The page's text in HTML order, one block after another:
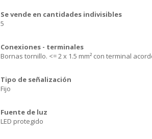
Se vende en cantidades indivisibles
5
Conexiones - terminales
Bornas tornillo. <= 2 x 1.5 mm² con terminal
Tipo de señalización
Fijo
Fuente de luz
LED protegido